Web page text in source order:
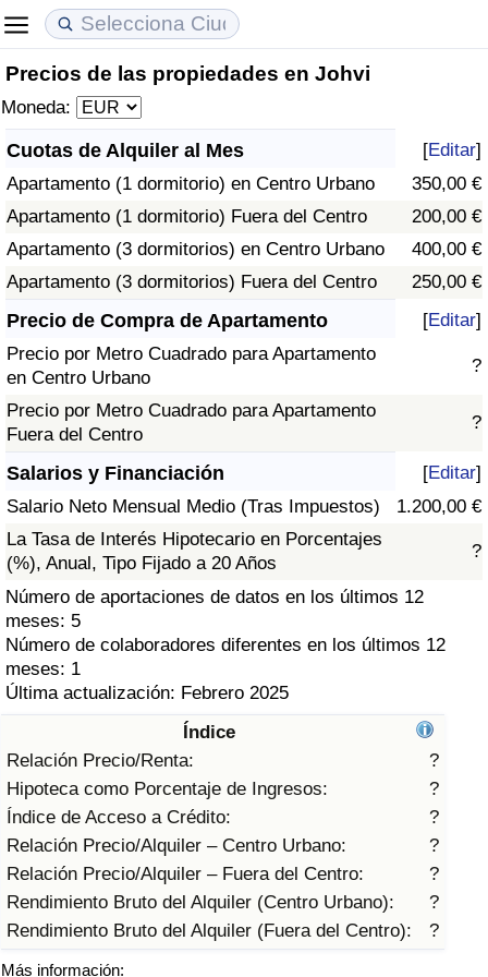
Precios de las propiedades en Johvi
Moneda:
Cuotas de Alquiler al Mes [Editar]
Apartamento (1 dormitorio) en Centro Urbano
350,00 €
Apartamento (1 dormitorio) Fuera del Centro
200,00 €
Apartamento (3 dormitorios) en Centro Urbano
400,00 €
Apartamento (3 dormitorios) Fuera del Centro
250,00 €
Precio de Compra de Apartamento [Editar]
Precio por Metro Cuadrado para Apartamento
en Centro Urbano
?
Precio por Metro Cuadrado para Apartamento
Fuera del Centro
?
Salarios y Financiación [Editar]
Salario Neto Mensual Medio (Tras Impuestos)
1.200,00 €
La Tasa de Interés Hipotecario en Porcentajes
(%), Anual, Tipo Fijado a 20 Años
?
Número de aportaciones de datos en los últimos 12
meses: 5
Número de colaboradores diferentes en los últimos 12
meses: 1
Última actualización: Febrero 2025
Índice
Relación Precio/Renta:
?
Hipoteca como Porcentaje de Ingresos:
?
Índice de Acceso a Crédito:
?
Relación Precio/Alquiler – Centro Urbano:
?
Relación Precio/Alquiler – Fuera del Centro:
?
Rendimiento Bruto del Alquiler (Centro Urbano):
?
Rendimiento Bruto del Alquiler (Fuera del Centro):
?
Más información:
Coste de vida
Índice de Costo de Vida (Actual)
Índice de Costo de Vida
Índice de costo de vida por país
Precios de las propiedades
Índice de Precios de Inmuebles (Actual)
Índice de Precios de Inmuebles
Índice de Precios de Inmuebles por País
Calidad de Vida
Índice de Calidad de Vida
Índice de Calidad de Vida (Actual)
Índice de calidad de vida por país
Calificación del Índice de Criminalidad
(Actual)
Índice de Criminalidad
Índice de criminalidad por país
Sanidad
Índice de Sanidad (Actual)
Índice de Sanidad
Índice de Sanidad por País
Índice de contaminación
Índice de Contaminación por País